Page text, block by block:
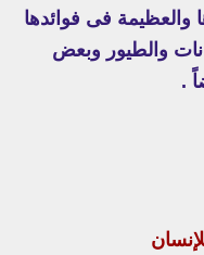
والعظيمة فى فوائدها
والطيور وبعض
.